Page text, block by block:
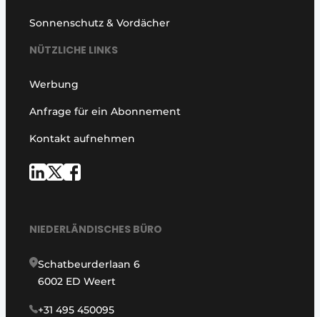
Sonnenschutz & Vordächer
NÜTZLICHE LINKS
Werbung
Anfrage für ein Abonnement
Kontakt aufnehmen
NIEDERLÄNDISCHES BÜRO
Schatbeurderlaan 6
6002 ED Weert
+31 495 450095